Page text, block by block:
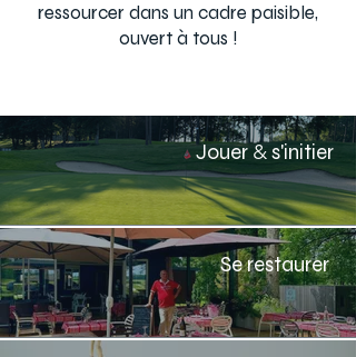
ressourcer dans un cadre paisible,
ouvert à tous !
Jouer &s'initier
Se restaurer